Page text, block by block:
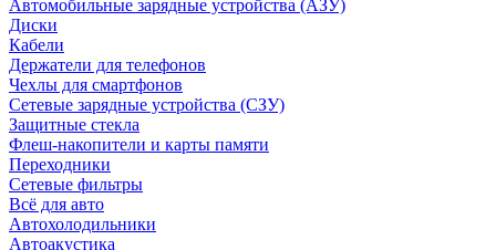
Автомобильные зарядные устройства (АЗУ)
Диски
Кабели
Держатели для телефонов
Чехлы для смартфонов
Сетевые зарядные устройства (СЗУ)
Защитные стекла
Флеш-накопители и карты памяти
Переходники
Сетевые фильтры
Всё для авто
Автохолодильники
Автоакустика